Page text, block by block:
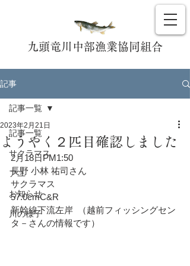
九頭竜川中部漁業協同組合
記事
記事一覧
サクラマス
アユ
お知らせ
川の様子
記事一覧
ようやく２匹目確認しました
2023年2月21日
2月18日PM1:50
長野 小林 祐司さん
サクラマス
57.0cmC&R
新幹線下流左岸  （越前フィッシングセン
タ－さんの情報です）